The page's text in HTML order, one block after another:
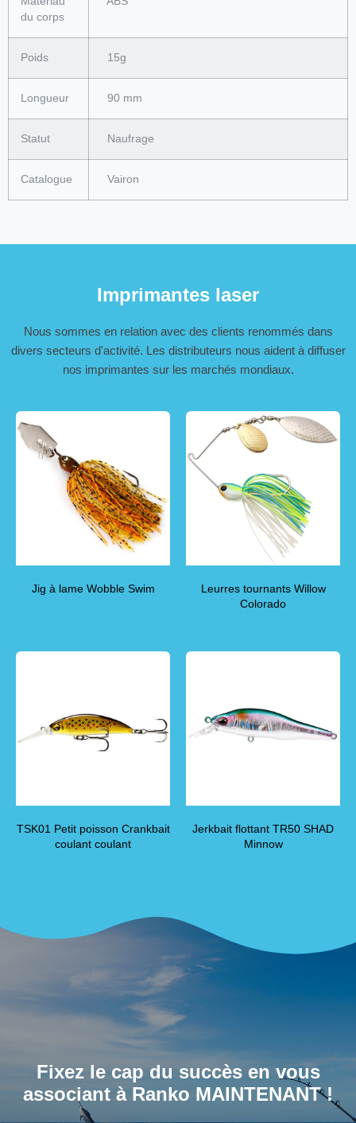
du corps
Poids 15g
Longueur 90 mm
Statut Naufrage
Catalogue Vairon
Imprimantes laser
Nous sommes en relation avec des clients renommés dans
divers secteurs d'activité. Les distributeurs nous aident à diffuser
nos imprimantes sur les marchés mondiaux.
Jig à lame Wobble Swim
Leurres tournants Willow
Colorado
TSK01 Petit poisson Crankbait
coulant coulant
Jerkbait flottant TR50 SHAD
Minnow
Fixez le cap du succès en vous
associant à Ranko MAINTENANT !